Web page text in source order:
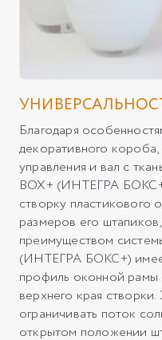
Благодаря
декоративного
управления и вал с
BOX+ (ИНТЕГРА
створку
размеров его
преимуществом
(ИНТЕГРА БОКС+)
профиль оконной
верхнего края
ограничивать поток
открытом положении